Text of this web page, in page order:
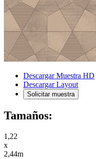
Descargar Muestra HD
Descargar Layout
Solicitar muestra
Tamaños:
1,22
x
2,44m